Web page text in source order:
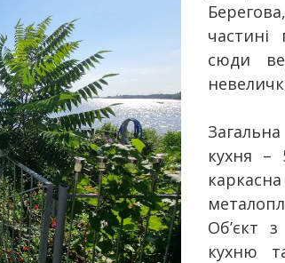
сюди
кухня –
Об’єкт
кухню